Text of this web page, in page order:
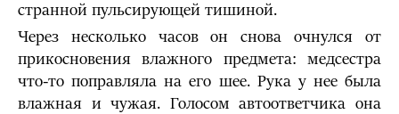
странной пульсирующей тишиной.
Через несколько часов он снова очнулся от
прикосновения влажного предмета: медсестра
что-то поправляла на его шее. Рука у нее была
влажная и чужая. Голосом автоответчика она